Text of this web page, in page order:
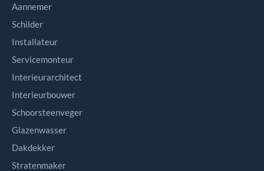
Aannemer
Schilder
Installateur
Servicemonteur
Interieurarchitect
Interieurbouwer
Schoorsteenveger
Glazenwasser
Dakdekker
Stratenmaker